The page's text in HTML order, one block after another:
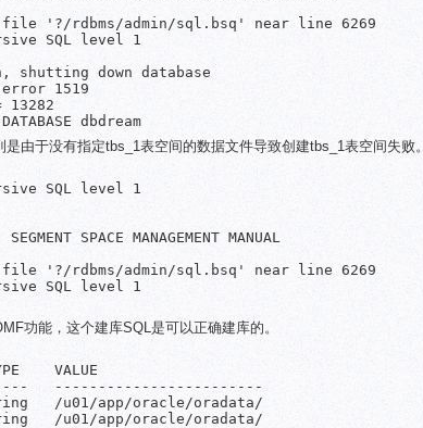
file '?/rdbms/admin/sql.bsq' near line 6269
SQL level 1
shutting down database
1519
dbdream
由于没有指定tbs_1表空间的数据文件导致创建tbs_1表空间失败。
SQL level 1
SPACE MANAGEMENT MANUAL
file '?/rdbms/admin/sql.bsq' near line 6269
SQL level 1
功能，这个建库SQL是可以正确建库的。
VALUE
------------------------
/u01/app/oracle/oradata/
/u01/app/oracle/oradata/